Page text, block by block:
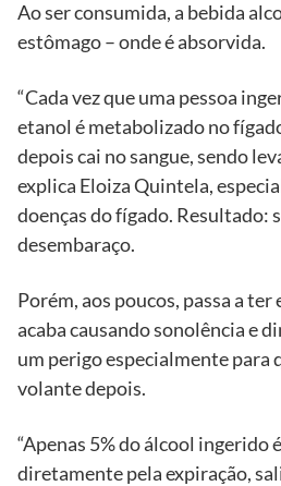
Ao ser consumida, a bebida
estômago – onde é absorvida.
“Cada vez que uma pessoa
etanol é metabolizado no
depois cai no sangue, sendo
explica Eloiza Quintela,
doenças do fígado. Resultado:
desembaraço.
Porém, aos poucos, passa a
acaba causando sonolência e
um perigo especialmente para
volante depois.
“Apenas 5% do álcool ingerido
diretamente pela expiração,